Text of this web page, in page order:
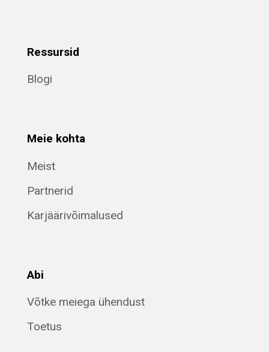
Ressursid
Blogi
Meie kohta
Meist
Partnerid
Karjäärivõimalused
Abi
Võtke meiega ühendust
Toetus